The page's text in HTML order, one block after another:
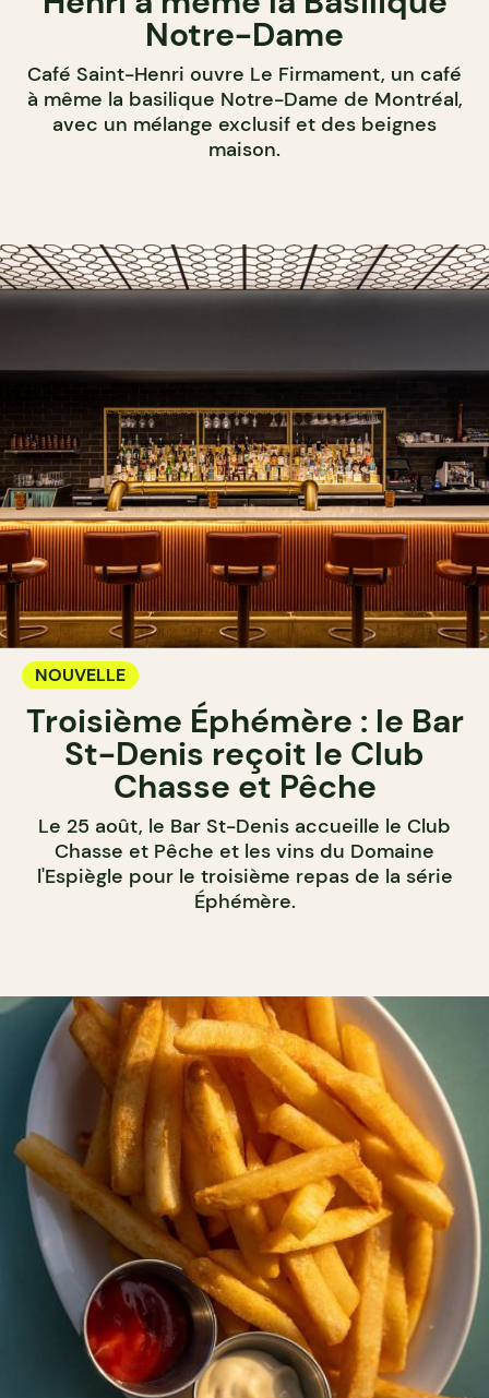
Notre-Dame
Café Saint-Henri ouvre Le Firmament, un café
à même la basilique Notre-Dame de Montréal,
avec un mélange exclusif et des beignes
maison.
NOUVELLE
Troisième Éphémère : le Bar
St-Denis reçoit le Club
Chasse et Pêche
Le 25 août, le Bar St-Denis accueille le Club
Chasse et Pêche et les vins du Domaine
l'Espiègle pour le troisième repas de la série
Éphémère.